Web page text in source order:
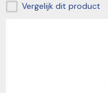
Vergelijk dit product